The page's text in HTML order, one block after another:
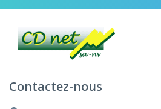
Contactez-nous